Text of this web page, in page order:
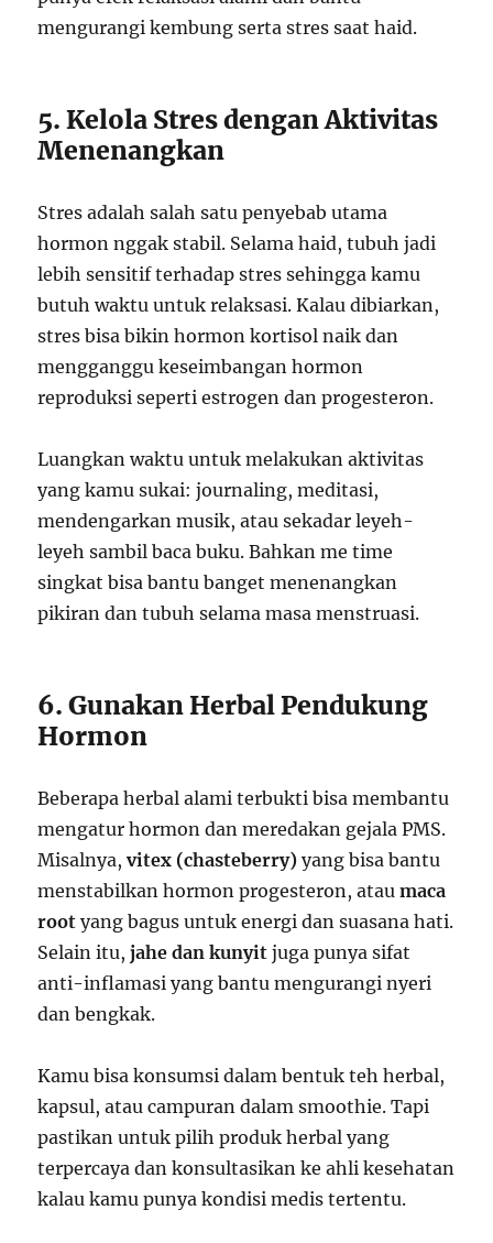
mengurangi kembung serta stres saat haid.
5. Kelola Stres dengan Aktivitas
Menenangkan
Stres adalah salah satu penyebab utama
hormon nggak stabil. Selama haid, tubuh jadi
lebih sensitif terhadap stres sehingga kamu
butuh waktu untuk relaksasi. Kalau dibiarkan,
stres bisa bikin hormon kortisol naik dan
mengganggu keseimbangan hormon
reproduksi seperti estrogen dan progesteron.
Luangkan waktu untuk melakukan aktivitas
yang kamu sukai: journaling, meditasi,
mendengarkan musik, atau sekadar leyeh-
leyeh sambil baca buku. Bahkan me time
singkat bisa bantu banget menenangkan
pikiran dan tubuh selama masa menstruasi.
6. Gunakan Herbal Pendukung
Hormon
Beberapa herbal alami terbukti bisa membantu
mengatur hormon dan meredakan gejala PMS.
Misalnya,vitex (chasteberry) yang bisa bantu
menstabilkan hormon progesteron, ataumaca
root yang bagus untuk energi dan suasana hati.
Selain itu,jahe dan kunyit juga punya sifat
anti-inflamasi yang bantu mengurangi nyeri
dan bengkak.
Kamu bisa konsumsi dalam bentuk teh herbal,
kapsul, atau campuran dalam smoothie. Tapi
pastikan untuk pilih produk herbal yang
terpercaya dan konsultasikan ke ahli kesehatan
kalau kamu punya kondisi medis tertentu.